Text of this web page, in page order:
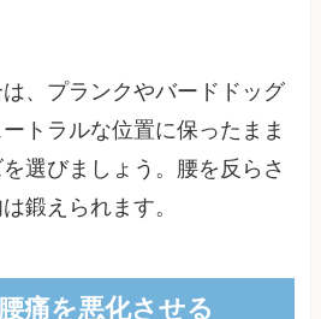
、プランクやバードドッグ
トラルな位置に保ったまま
選びましょう。腰を反らさ
鍛えられます。
痛を悪化させる